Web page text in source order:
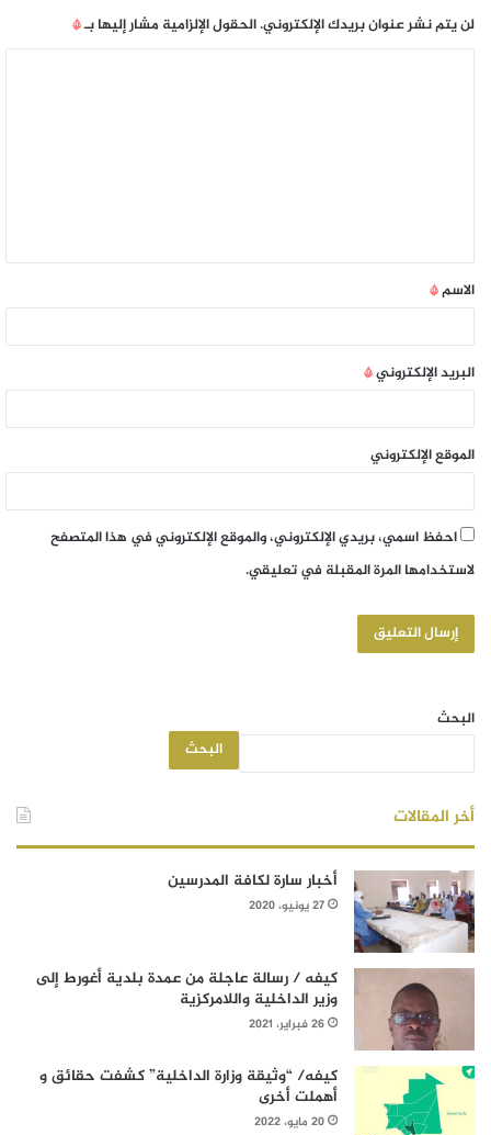
لن يتم نشر عنوان بريدك الإلكتروني.الحقول الإلزامية مشار إليها بـ*
الاسم*
البريد الإلكتروني*
الموقع الإلكتروني
احفظ اسمي، بريدي الإلكتروني، والموقع الإلكتروني في هذا المتصفح
لاستخدامها المرة المقبلة في تعليقي.
البحث
البحث
أخر المقالات
أخبار سارة لكافة المدرسين
27 يونيو، 2020
كيفه / رسالة عاجلة من عمدة بلدية أغورط إلى
وزير الداخلية واللامركزية
26 فبراير، 2021
كيفه/ “وثيقة وزارة الداخلية” كشفت حقائق و
أهملت أخرى
20 مايو، 2022